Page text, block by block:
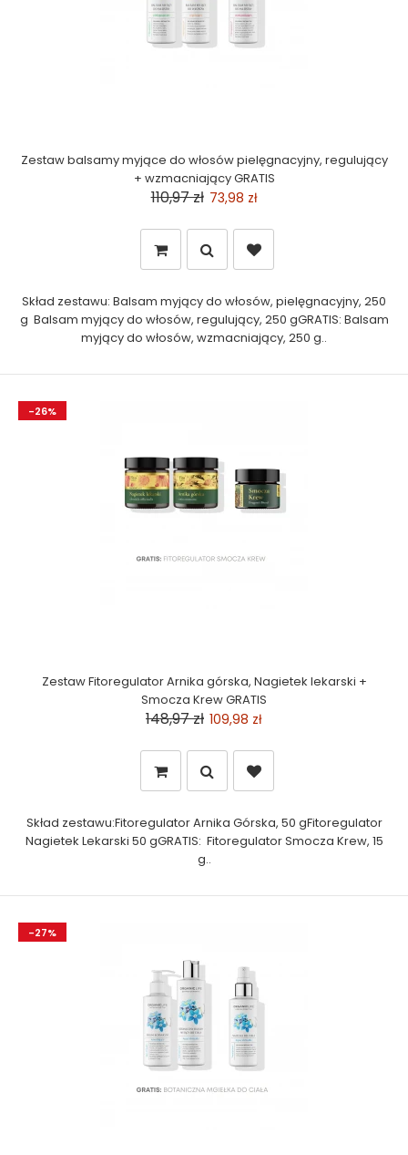
Zestaw balsamy myjące do włosów pielęgnacyjny, regulujący
+ wzmacniający GRATIS
110,97 zł 73,98 zł
Skład zestawu: Balsam myjący do włosów, pielęgnacyjny, 250
g Balsam myjący do włosów, regulujący, 250 gGRATIS: Balsam
myjący do włosów, wzmacniający, 250 g..
-26%
Zestaw Fitoregulator Arnika górska, Nagietek lekarski +
Smocza Krew GRATIS
148,97 zł 109,98 zł
Skład zestawu:Fitoregulator Arnika Górska, 50 gFitoregulator
Nagietek Lekarski 50 gGRATIS: Fitoregulator Smocza Krew, 15
g..
-27%